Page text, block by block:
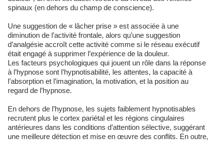
spinaux (en dehors du champ de conscience).
Une suggestion de « lâcher prise » est associée à une
diminution de l’activité frontale, alors qu’une suggestion
d’analgésie accroît cette activité comme si le réseau exécutif
était engagé à supprimer l’expérience de la douleur.
Les facteurs psychologiques qui jouent un rôle dans la réponse
à l’hypnose sont l’hypnotisabilité, les attentes, la capacité à
l’absorption et l’imagination, la motivation, et la position au
regard de l’hypnose.
En dehors de l’hypnose, les sujets faiblement hypnotisables
recrutent plus le cortex pariétal et les régions cingulaires
antérieures dans les conditions d’attention sélective, suggérant
une meilleure détection et mise en œuvre des conflits. En outre,